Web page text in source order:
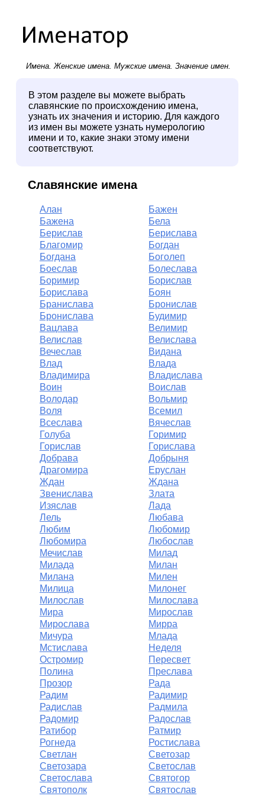
Имена.Женские имена. Мужские имена. Значение имен.
В этом разделе вы можете выбрать
славянские по происхождению имена,
узнать их значения и историю. Для каждого
из имен вы можете узнать нумерологию
имени и то, какие знаки этому имени
соответствуют.
Славянские имена
Алан
Бажен
Бажена
Бела
Берислав
Берислава
Благомир
Богдан
Богдана
Боголеп
Боеслав
Болеслава
Боримир
Борислав
Борислава
Боян
Бранислава
Бронислав
Бронислава
Будимир
Вацлава
Велимир
Велислав
Велислава
Вечеслав
Видана
Влад
Влада
Владимира
Владислава
Воин
Воислав
Володар
Вольмир
Воля
Всемил
Всеслава
Вячеслав
Голуба
Горимир
Горислав
Горислава
Добрава
Добрыня
Драгомира
Еруслан
Ждан
Ждана
Звенислава
Злата
Изяслав
Лада
Лель
Любава
Любим
Любомир
Любомира
Любослав
Мечислав
Милад
Милада
Милан
Милана
Милен
Милица
Милонег
Милослав
Милослава
Мира
Мирослав
Мирослава
Мирра
Мичура
Млада
Мстислава
Неделя
Остромир
Пересвет
Полина
Преслава
Прозор
Рада
Радим
Радимир
Радислав
Радмила
Радомир
Радослав
Ратибор
Ратмир
Рогнеда
Ростислава
Светлан
Светозар
Светозара
Светослав
Светослава
Святогор
Святополк
Святослав